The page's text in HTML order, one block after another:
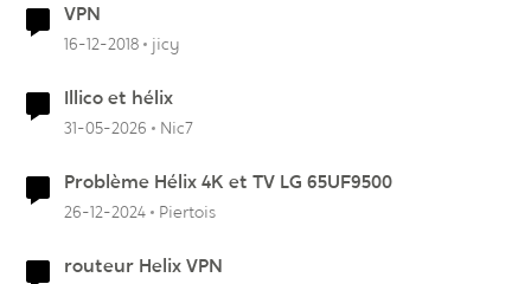
VPN
16-12-2018 jicy
Illico et hélix
31-05-2026 Nic7
Problème Hélix 4K et TV LG 65UF9500
26-12-2024 Piertois
routeur Helix VPN